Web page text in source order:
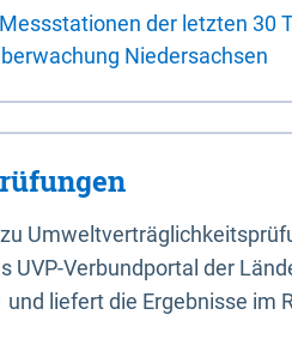
der letzten 30
Niedersachsen
UVP-Verbundportal der
und liefert die Ergebnisse im